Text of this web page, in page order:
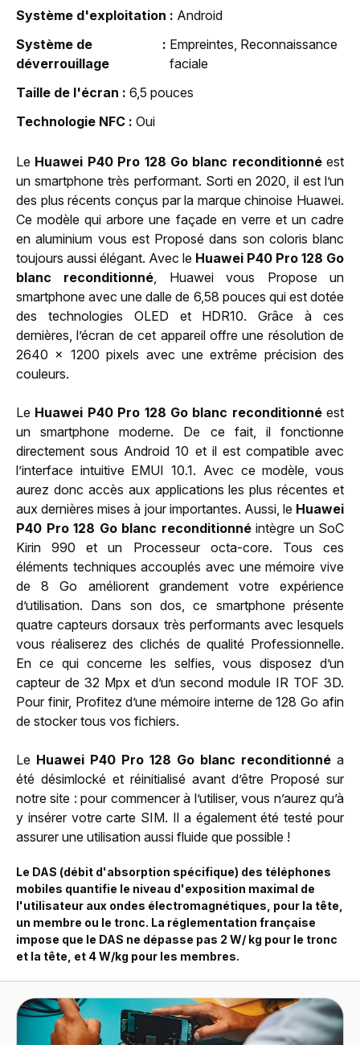
Système d'exploitation
Android
Système de
déverrouillage
Empreintes, Reconnaissance
faciale
Taille de l'écran
6,5 pouces
Technologie NFC
Oui
Le Huawei P40 Pro 128 Go blanc reconditionnéest
un smartphone très performant. Sorti en 2020, il est l’un
des plus récents conçus par la marque chinoise Huawei.
Ce modèle qui arbore une façade en verre et un cadre
en aluminium vous est Proposé dans son coloris blanc
toujours aussi élégant. Avec le Huawei P40 Pro 128 Go
blanc reconditionné , Huawei vous Propose un
smartphone avec une dalle de 6,58 pouces qui est dotée
des technologies OLED et HDR10. Grâce à ces
dernières, l’écran de cet appareil offre une résolution de
2640 x 1200 pixels avec une extrême précision des
couleurs.
Le Huawei P40 Pro 128 Go blanc reconditionnéest
un smartphone moderne. De ce fait, il fonctionne
directement sous Android 10 et il est compatible avec
l’interface intuitive EMUI 10.1. Avec ce modèle, vous
aurez donc accès aux applications les plus récentes et
aux dernières mises à jour importantes. Aussi, le Huawei
P40 Pro 128 Go blanc reconditionnéintègre un SoC
Kirin 990 et un Processeur octa-core. Tous ces
éléments techniques accouplés avec une mémoire vive
de 8 Go améliorent grandement votre expérience
d’utilisation. Dans son dos, ce smartphone présente
quatre capteurs dorsaux très performants avec lesquels
vous réaliserez des clichés de qualité Professionnelle.
En ce qui concerne les selfies, vous disposez d’un
capteur de 32 Mpx et d’un second module IR TOF 3D.
Pour finir, Profitez d’une mémoire interne de 128 Go afin
de stocker tous vos fichiers.
Le Huawei P40 Pro 128 Go blanc reconditionné a
été désimlocké et réinitialisé avant d’être Proposé sur
notre site : pour commencer à l’utiliser, vous n’aurez qu’à
y insérer votre carte SIM. Il a également été testé pour
assurer une utilisation aussi fluide que possible !
Le DAS (débit d'absorption spécifique) des téléphones
mobiles quantifie le niveau d'exposition maximal de
l'utilisateur aux ondes électromagnétiques, pour la tête,
un membre ou le tronc. La réglementation française
impose que le DAS ne dépasse pas 2 W/ kg pour le tronc
et la tête, et 4 W/kg pour les membres.